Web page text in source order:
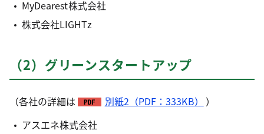
MyDearest株式会社
株式会社LIGHTz
（2）グリーンスタートアップ
（各社の詳細は 別紙2（PDF：333KB）
）
アスエネ株式会社